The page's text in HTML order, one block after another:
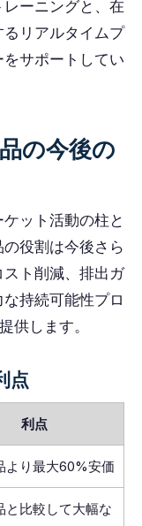
ーニングと、在
リアルタイムプ
サポートしてい
の今後の
ット活動の柱と
役割は今後さら
ト削減、排出ガ
持続可能性プロ
供します。
点
利点
より最大60%安価
と比較して大幅な